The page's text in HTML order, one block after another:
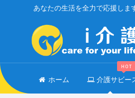
あなたの生活を全力で応援しま
ホーム 介護サビー
HOT